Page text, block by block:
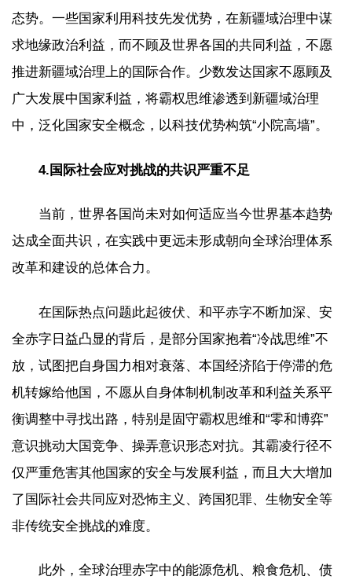
态势。一些国家利用科技先发优势，在新疆域治理中谋
求地缘政治利益，而不顾及世界各国的共同利益，不愿
推进新疆域治理上的国际合作。少数发达国家不愿顾及
广大发展中国家利益，将霸权思维渗透到新疆域治理
中，泛化国家安全概念，以科技优势构筑“小院高墙”。
4.国际社会应对挑战的共识严重不足
当前，世界各国尚未对如何适应当今世界基本趋势
达成全面共识，在实践中更远未形成朝向全球治理体系
改革和建设的总体合力。
在国际热点问题此起彼伏、和平赤字不断加深、安
全赤字日益凸显的背后，是部分国家抱着“冷战思维”不
放，试图把自身国力相对衰落、本国经济陷于停滞的危
机转嫁给他国，不愿从自身体制机制改革和利益关系平
衡调整中寻找出路，特别是固守霸权思维和“零和博弈”
意识挑动大国竞争、操弄意识形态对抗。其霸凌行径不
仅严重危害其他国家的安全与发展利益，而且大大增加
了国际社会共同应对恐怖主义、跨国犯罪、生物安全等
非传统安全挑战的难度。
此外，全球治理赤字中的能源危机、粮食危机、债